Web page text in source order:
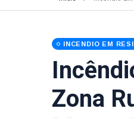
INCENDIO EM
Zona